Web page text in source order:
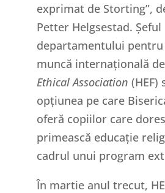
exprimat de Storting”,
Petter Helgsestad. Șeful
departamentului
muncă internațională
Ethical Association (HEF)
opțiunea pe care
oferă copiilor care
primească educație
cadrul unui program
În martie anul trecut,